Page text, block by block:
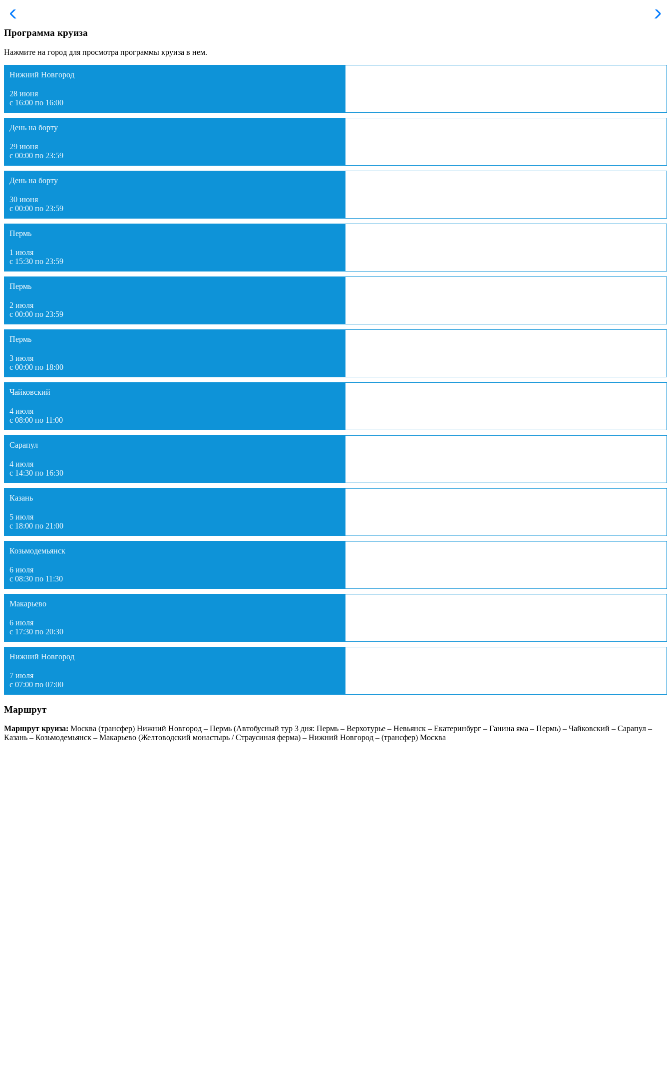
Программа круиза
Нажмите на город для просмотра программы круиза в нем.
Нижний Новгород
28 июня
с 16:00 по 16:00
День на борту
29 июня
с 00:00 по 23:59
День на борту
30 июня
с 00:00 по 23:59
Пермь
1 июля
с 15:30 по 23:59
Пермь
2 июля
с 00:00 по 23:59
Пермь
3 июля
с 00:00 по 18:00
Чайковский
4 июля
с 08:00 по 11:00
Сарапул
4 июля
с 14:30 по 16:30
Казань
5 июля
с 18:00 по 21:00
Козьмодемьянск
6 июля
с 08:30 по 11:30
Макарьево
6 июля
с 17:30 по 20:30
Нижний Новгород
7 июля
с 07:00 по 07:00
Маршрут
Маршрут круиза: Москва (трансфер) Нижний Новгород – Пермь (Автобусный тур 3 дня: Пермь – Верхотурье – Невьянск – Екатеринбург – Ганина яма – Пермь) – Чайковский – Сарапул –
Казань – Козьмодемьянск – Макарьево (Желтоводский монастырь / Страусиная ферма) – Нижний Новгород – (трансфер) Москва